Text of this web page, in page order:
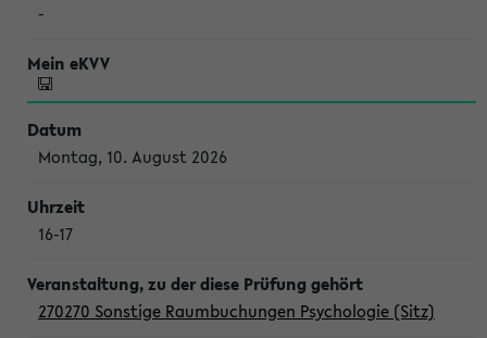
-
Montag, 10. August 2026
16-17
270270 Sonstige Raumbuchungen Psychologie (Sitz)